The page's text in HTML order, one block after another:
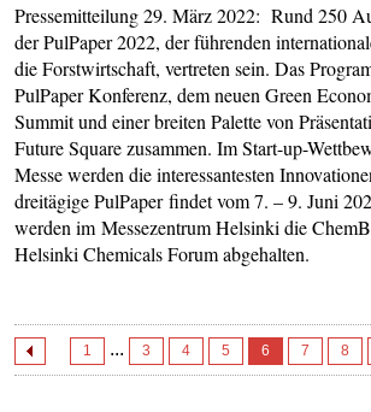
Pressemitteilung 29. März 2022: Rund 250
der PulPaper 2022, der führenden
die Forstwirtschaft, vertreten sein. Das
PulPaper Konferenz, dem neuen Green
Summit und einer breiten Palette von
Future Square zusammen. Im Start-up-
Messe werden die interessantesten
dreitägige PulPaper findet vom 7. – 9. Juni
werden im Messezentrum Helsinki die
Helsinki Chemicals Forum abgehalten.
1 ... 3 4 5 6 7 8